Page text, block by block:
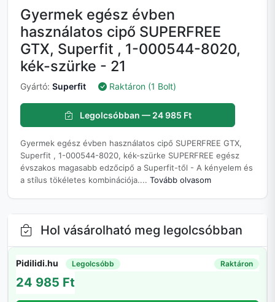
Gyermek egész évben
használatos cipő SUPERFREE
GTX, Superfit , 1-000544-8020,
kék-szürke - 21
Gyártó: Superfit Raktáron (1 Bolt)
Legolcsóbban — 24 985 Ft
Gyermek egész évben használatos cipő SUPERFREE GTX,
Superfit , 1-000544-8020, kék-szürke SUPERFREE egész
évszakos magasabb edzőcipő a Superfit-től - A kényelem és
a stílus tökéletes kombinációja.... Tovább olvasom
Hol vásárolható meg legolcsóbban
Pidilidi.hu Legolcsóbb Raktáron
24 985 Ft